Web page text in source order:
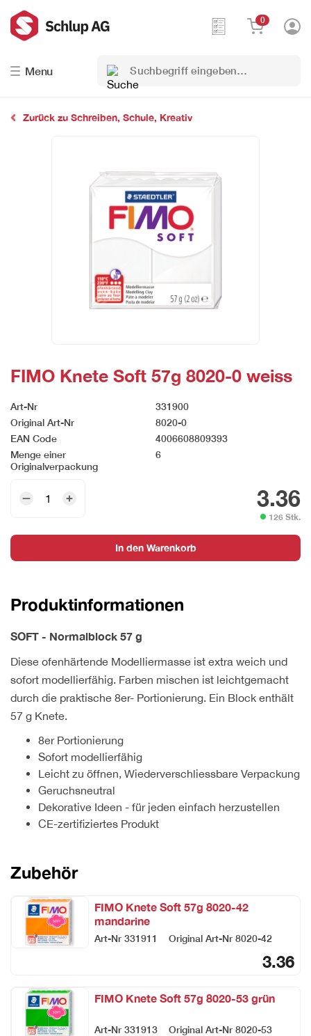
Menu
Suchbegriff
eingeben…
0
Zurück zu Schreiben, Schule, Kreativ
FIMO Knete Soft 57g 8020-0 weiss
Art-Nr
331900
Original Art-Nr
8020-0
EAN Code
4006608809393
Menge einer
Originalverpackung
6
3.36
126 Stk.
57g
8020-
Menge
In den Warenkorb
Produktinformationen
SOFT - Normalblock 57 g
Diese ofenhärtende Modelliermasse ist extra weich und
sofort modellierfähig. Farben mischen ist leichtgemacht
durch die praktische 8er- Portionierung. Ein Block enthält
57 g Knete.
8er Portionierung
Sofort modellierfähig
Leicht zu öffnen, Wiederverschliessbare Verpackung
Geruchsneutral
Dekorative Ideen - für jeden einfach herzustellen
CE-zertifiziertes Produkt
Zubehör
FIMO Knete Soft 57g 8020-42
mandarine
Art-Nr 331911 Original Art-Nr 8020-42
3.36
FIMO Knete Soft 57g 8020-53 grün
Art-Nr 331913 Original Art-Nr 8020-53